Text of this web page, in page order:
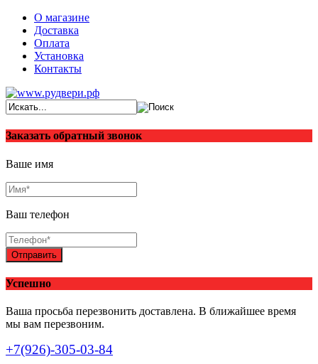
О магазине
Доставка
Оплата
Установка
Контакты
Заказать обратный звонок
Ваше имя
Ваш телефон
Отправить
Успешно
Ваша просьба перезвонить доставлена. В ближайшее время
мы вам перезвоним.
+7(926)-305-03-84